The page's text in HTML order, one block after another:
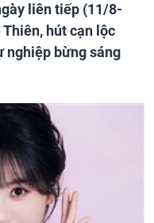
liên tiếp (11/8-
hút cạn lộc
nghiệp bừng sáng